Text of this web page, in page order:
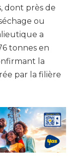
dont près de
ou
a
tonnes en
la
par la filière